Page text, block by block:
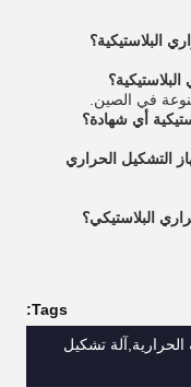
في الصين.
التشكيل الحراري
Tags:
الحرارية,آلة تشكيل